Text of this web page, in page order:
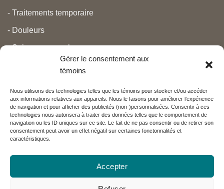
Gérer le consentement aux
témoins
Nous utilisons des technologies telles que les témoins pour stocker et/ou accéder
aux informations relatives aux appareils. Nous le faisons pour améliorer l’expérience
de navigation et pour afficher des publicités (non-)personnalisées. Consentir à ces
technologies nous autorisera à traiter des données telles que le comportement de
navigation ou les ID uniques sur ce site. Le fait de ne pas consentir ou de retirer son
consentement peut avoir un effet négatif sur certaines fonctonnalités et
caractéristiques.
Accepter
- Traitements temporaire
- Douleurs
- Soins personnels
Nos partenaires